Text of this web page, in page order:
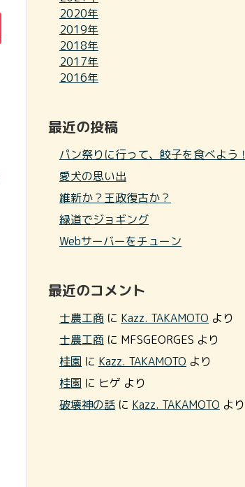
2020年
2019年
2018年
2017年
2016年
最近の投稿
パン祭りに行って、餃子を食べよう！
愛犬の思い出
維新か？王政復古か？
緑道でジョギング
Webサーバーをチューン
最近のコメント
士農工商 に Kazz. TAKAMOTO より
士農工商 に MFSGEORGES より
桂園 に Kazz. TAKAMOTO より
桂園 に ヒゲ より
破壊神の話 に Kazz. TAKAMOTO より